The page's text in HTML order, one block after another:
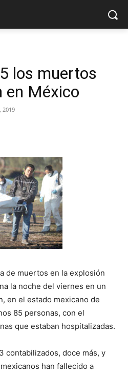
los muertos
en México
2019
de muertos en la explosión
la noche del viernes en un
en el estado mexicano de
85 personas, con el
que estaban hospitalizadas.
contabilizados, doce más, y
han fallecido a